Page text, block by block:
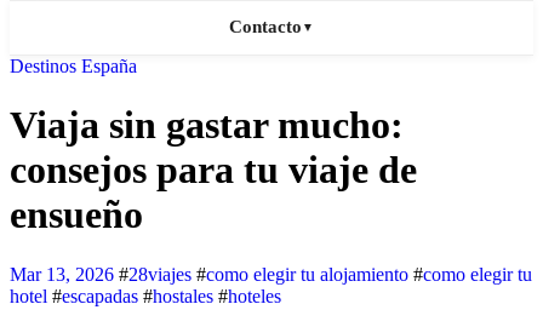
Contacto ▼
Destinos España
Viaja sin gastar mucho:
consejos para tu viaje de
ensueño
Mar 13, 2026 #28viajes #como elegir tu alojamiento #como elegir tu
hotel #escapadas #hostales #hoteles